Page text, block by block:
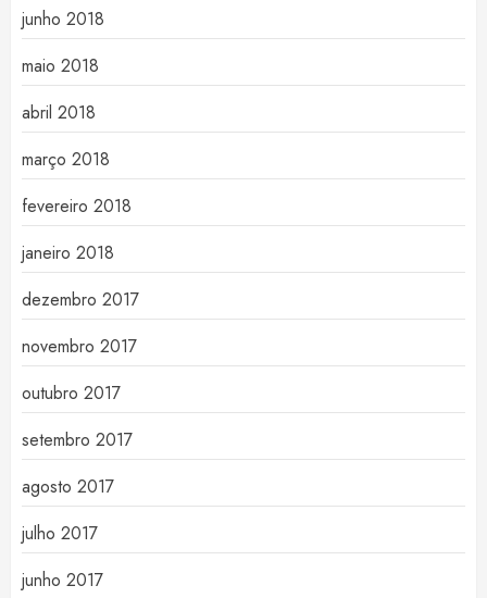
junho 2018
maio 2018
abril 2018
março 2018
fevereiro 2018
janeiro 2018
dezembro 2017
novembro 2017
outubro 2017
setembro 2017
agosto 2017
julho 2017
junho 2017